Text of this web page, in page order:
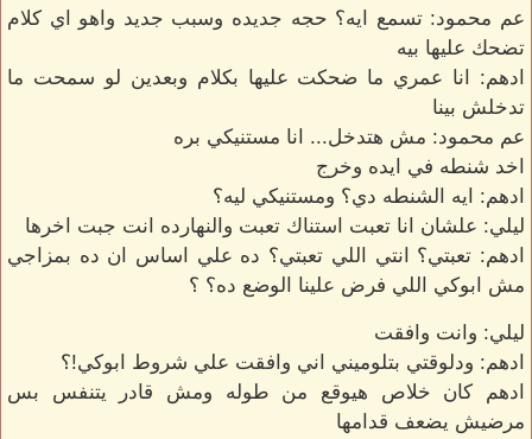
عم محمود: تسمع ايه؟ حجه جديده وسبب جديد واهو اي كلام
تضحك عليها بيه
ادهم: انا عمري ما ضحكت عليها بكلام وبعدين لو سمحت ما
تدخلش بينا
عم محمود: مش هتدخل... انا مستنيكي بره
اخد شنطه في ايده وخرج
ادهم: ايه الشنطه دي؟ ومستنيكي ليه؟
ليلي: علشان انا تعبت استناك تعبت والنهارده انت جبت اخرها
ادهم: تعبتي؟ انتي اللي تعبتي؟ ده علي اساس ان ده بمزاجي
مش ابوكي اللي فرض علينا الوضع ده؟ ؟
ليلي: وانت وافقت
ادهم: ودلوقتي بتلوميني اني وافقت علي شروط ابوكي!؟
ادهم كان خلاص هيوقع من طوله ومش قادر يتنفس بس
مرضيش يضعف قدامها